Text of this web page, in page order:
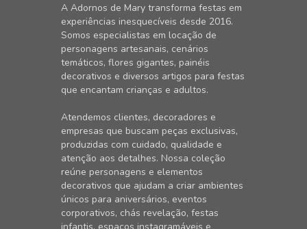
A Adornos de Mary transforma festas em
experiências inesquecíveis desde 2016.
Somos especialistas em locação de
personagens artesanais, cenários
temáticos, flores gigantes, painéis
decorativos e diversos artigos para festas
que encantam crianças e adultos.
Atendemos clientes, decoradores e
empresas que buscam peças exclusivas,
produzidas com cuidado, qualidade e
atenção aos detalhes. Nossa coleção
reúne personagens e elementos
decorativos que ajudam a criar ambientes
únicos para aniversários, eventos
corporativos, chás revelação, festas